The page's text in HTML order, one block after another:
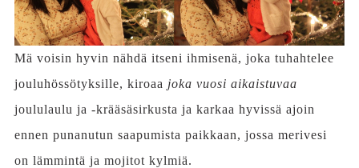
Mä voisin hyvin nähdä itseni ihmisenä, joka tuhahtelee
jouluhössötyksille, kiroaa joka vuosi aikaistuvaa
joululaulu ja -krääsäsirkusta ja karkaa hyvissä ajoin
ennen punanutun saapumista paikkaan, jossa merivesi
on lämmintä ja mojitot kylmiä.